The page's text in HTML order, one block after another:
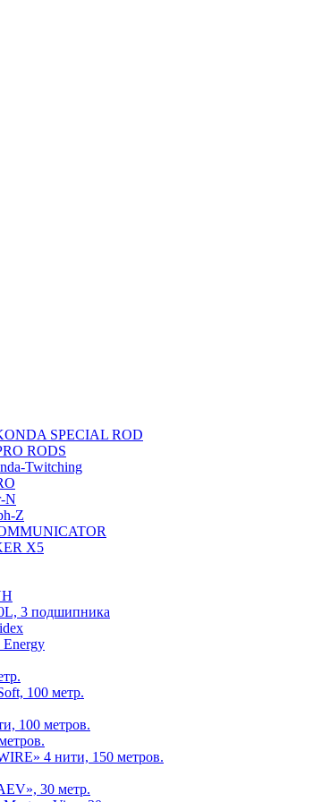
SPECIAL ROD
RODS
Twitching
N
Z
X5
3 подшипника
Energy
100 метр.
100 метров.
4 нити, 150 метров.
30 метр.